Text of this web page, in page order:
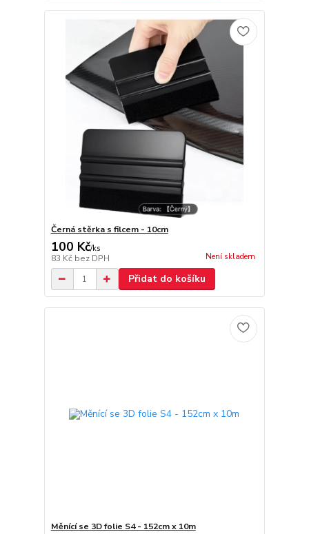
Černá stěrka s filcem - 10cm
100 Kč/ks
83 Kč bez DPH Není skladem
Přidat do košíku
Měnící se 3D folie S4 - 152cm x 10m